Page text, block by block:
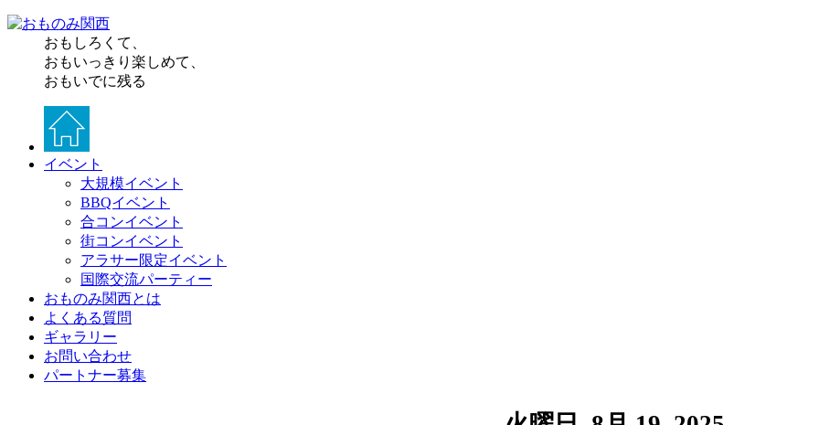
おもしろくて、
おもいっきり楽しめて、
おもいでに残る
イベント
大規模イベント
BBQイベント
合コンイベント
街コンイベント
アラサー限定イベント
国際交流パーティー
おものみ関西とは
よくある質問
ギャラリー
お問い合わせ
パートナー募集